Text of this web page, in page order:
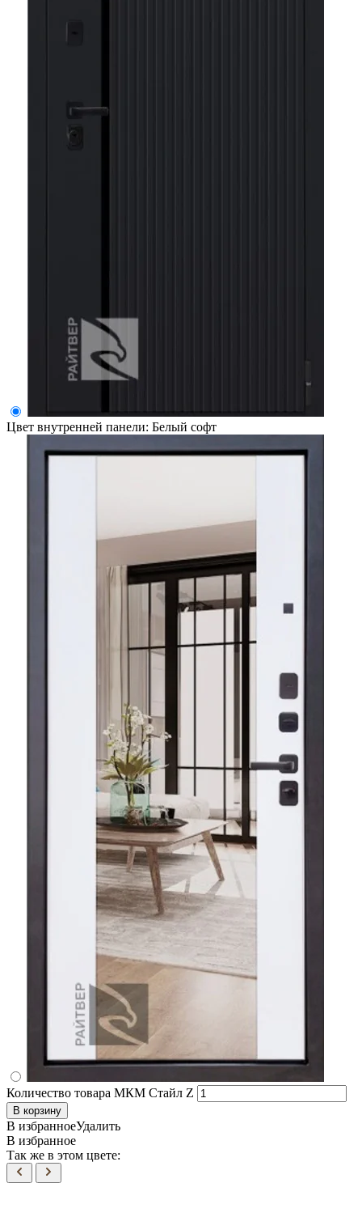
Цвет внутренней панели: Белый софт
Количество товара МКМ Стайл Z
В корзину
В избранноеУдалить
В избранное
Так же в этом цвете: